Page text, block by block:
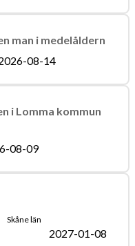
man i medelåldern
08-14
i Lomma kommun
08-09
Skåne län
2027-01-08